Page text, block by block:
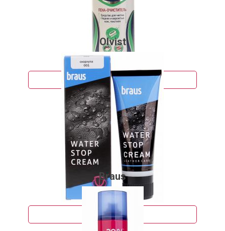
Olvist
497 руб.
Подробнее
Braus
340 руб.
Подробнее